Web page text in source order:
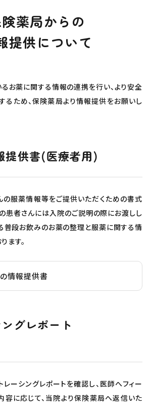
薬局からの
提供について
お薬に関する情報の連携を行い、より安全
るため、保険薬局より情報提供をお願いし
提供書(医療者用)
の服薬情報等をご提供いただくための書式
患者さんには入院のご説明の際にお渡しし
普段お飲みのお薬の整理と服薬に関する情
ます。
情報提供書
グレポート
ーシングレポートを確認し、医師へフィー
容に応じて、当院より保険薬局へ返信いた